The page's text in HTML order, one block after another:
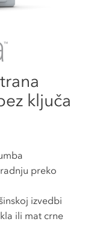
ključa
preko
izvedbi
ili mat crne